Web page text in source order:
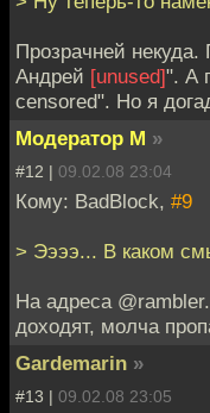
Прозрачней
Андрей [unused]". А
censored". Но я
Модератор М »
#12 | 09.02.08 23:04
Кому: BadBlock, #9
> Ээээ... В каком
На адреса
доходят, молча
Gardemarin »
#13 | 09.02.08 23:05